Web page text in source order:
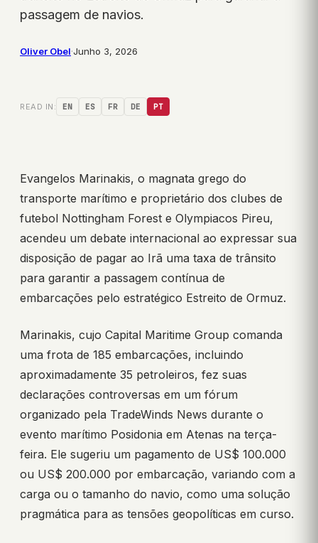
passagem de navios.
Oliver Obel·Junho 3, 2026
READ IN: EN ES FR DE PT
Evangelos Marinakis, o magnata grego do
transporte marítimo e proprietário dos clubes de
futebol Nottingham Forest e Olympiacos Pireu,
acendeu um debate internacional ao expressar sua
disposição de pagar ao Irã uma taxa de trânsito
para garantir a passagem contínua de
embarcações pelo estratégico Estreito de Ormuz.
Marinakis, cujo Capital Maritime Group comanda
uma frota de 185 embarcações, incluindo
aproximadamente 35 petroleiros, fez suas
declarações controversas em um fórum
organizado pela TradeWinds News durante o
evento marítimo Posidonia em Atenas na terça-
feira. Ele sugeriu um pagamento de US$ 100.000
ou US$ 200.000 por embarcação, variando com a
carga ou o tamanho do navio, como uma solução
pragmática para as tensões geopolíticas em curso.